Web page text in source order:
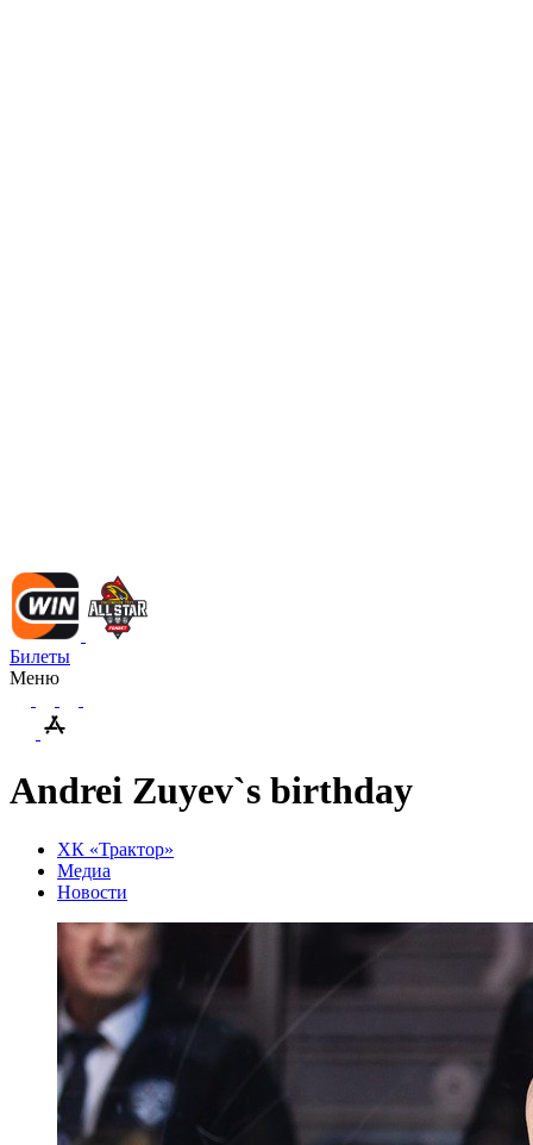
Билеты
Меню
Andrei Zuyev`s birthday
ХК «Трактор»
Медиа
Новости